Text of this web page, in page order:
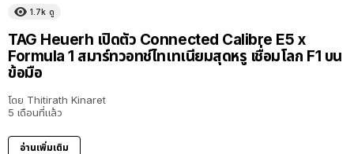
1.7k ดู
TAG Heuerh เปิดตัว Connected Calibre E5 x
Formula 1 สมาร์ทวอทช์ไทเทเนียมสุดหรู เชื่อมโลก F1 บน
ข้อมือ
โดย Thitirath Kinaret
5 เดือนที่แล้ว
อ่านเพิ่มเติม